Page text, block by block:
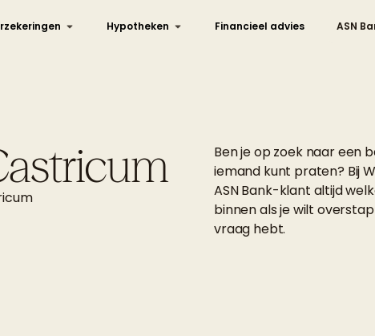
Hypotheken Financieel advies ASN
Ben je op zoek naar een
iemand kunt praten? Bij
ASN Bank-klant altijd
binnen als je wilt
vraag hebt.